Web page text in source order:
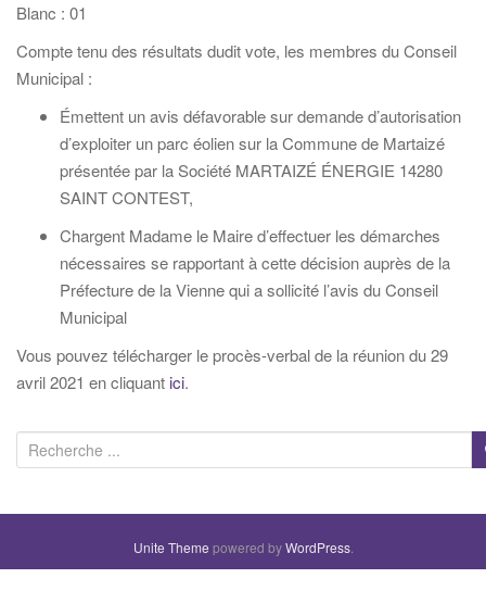
Blanc : 01
Compte tenu des résultats dudit vote, les membres du Conseil
Municipal :
Émettent un avis défavorable sur demande d’autorisation
d’exploiter un parc éolien sur la Commune de Martaizé
présentée par la Société MARTAIZÉ ÉNERGIE 14280
SAINT CONTEST,
Chargent Madame le Maire d’effectuer les démarches
nécessaires se rapportant à cette décision auprès de la
Préfecture de la Vienne qui a sollicité l’avis du Conseil
Municipal
Vous pouvez télécharger le procès-verbal de la réunion du 29
avril 2021 en cliquant ici.
e
Unite Theme powered byWordPress.